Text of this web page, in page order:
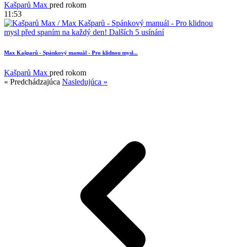
2
Kašparů Max pred rokom
11:53
Max Kašparů - Spánkový manuál - Pro klidnou mysl...
Kašparů Max pred rokom
« Predchádzajúca Nasledujúca »